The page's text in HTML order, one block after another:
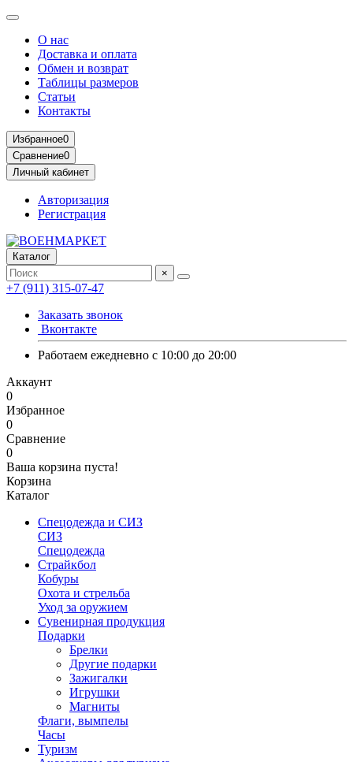
О нас
Доставка и оплата
Обмен и возврат
Таблицы размеров
Статьи
Контакты
Избранное0
Сравнение0
Личный кабинет
Авторизация
Регистрация
Каталог
×
+7 (911) 315-07-47
Заказать звонок
Вконтакте
Работаем ежедневно с 10:00 до 20:00
Аккаунт
0
Избранное
0
Сравнение
0
Ваша корзина пуста!
Корзина
Каталог
Спецодежда и СИЗ
СИЗ
Спецодежда
Страйкбол
Кобуры
Охота и стрельба
Уход за оружием
Сувенирная продукция
Подарки
Брелки
Другие подарки
Зажигалки
Игрушки
Магниты
Флаги, вымпелы
Часы
Туризм